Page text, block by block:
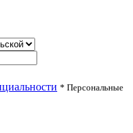
* Персональные